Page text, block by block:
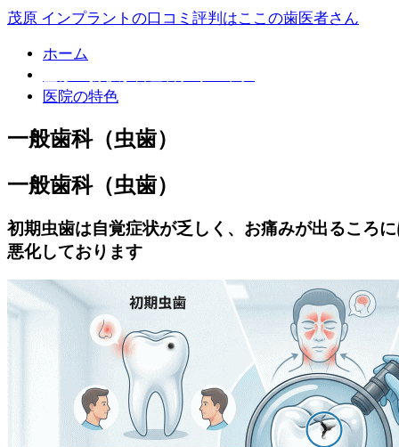
茂原 インプラントの口コミ評判はここの歯医者さん
ホーム
医院の特色
一般歯科（虫歯）
一般歯科（虫歯）
初期虫歯は自覚症状が乏しく、お痛みが出るころ
悪化しております